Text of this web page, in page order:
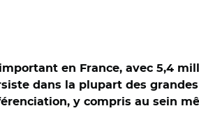
en France, avec 5,4
dans la plupart des
y compris au sein